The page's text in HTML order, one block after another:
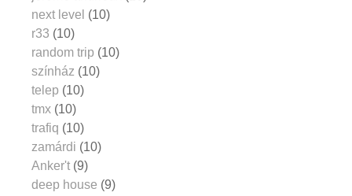
next level (10)
r33 (10)
random trip (10)
színház (10)
telep (10)
tmx (10)
trafiq (10)
zamárdi (10)
Anker't (9)
deep house (9)